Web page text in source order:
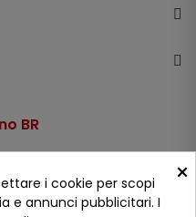
BR
×
i cookie per scopi
e annunci pubblicitari. I